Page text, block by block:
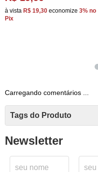
à vista R$ 19,30 economize 3% no
Pix
Carregando comentários ...
Tags do Produto
Newsletter